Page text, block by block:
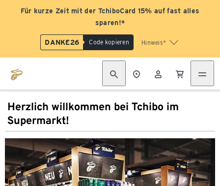
Für kurze Zeit mit der TchiboCard 15% auf fast alles
sparen!*
DANKE26 Code kopieren Hinweis*
Herzlich willkommen bei Tchibo im
Supermarkt!